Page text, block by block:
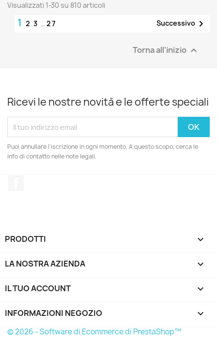
Visualizzati 1-30 su 810 articoli
1 2 3 … 27 Successivo 
Torna all'inizio 
Ricevi le nostre novità e le offerte speciali
Puoi annullare l'iscrizione in ogni momento. A questo scopo, cerca le
info di contatto nelle note legali.
PRODOTTI 
LA NOSTRA AZIENDA 
IL TUO ACCOUNT 
INFORMAZIONI NEGOZIO keyboard_arrow_down
© 2026 - Software di Ecommerce di PrestaShop™